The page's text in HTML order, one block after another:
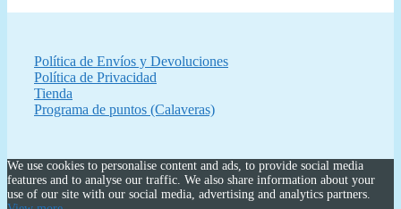
Política de Envíos y Devoluciones
Política de Privacidad
Tienda
Programa de puntos (Calaveras)
We use cookies to personalise content and ads, to provide social media
features and to analyse our traffic. We also share information about your
use of our site with our social media, advertising and analytics partners.